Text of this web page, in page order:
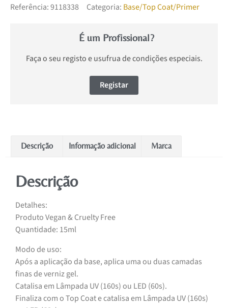
Referência:9118338 Categoria: Base/Top Coat/Primer
É um Profissional?
Faça o seu registo e usufrua de condições especiais.
Registar
Descrição Informação adicional Marca
Descrição
Detalhes:
Produto Vegan & Cruelty Free
Quantidade: 15ml
Modo de uso:
Após a aplicação da base, aplica uma ou duas camadas
finas de verniz gel.
Catalisa em Lâmpada UV (160s) ou LED (60s).
Finaliza com o Top Coat e catalisa em Lâmpada UV (160s)